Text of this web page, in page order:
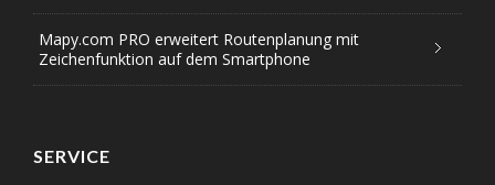
Mapy.com PRO erweitert Routenplanung mit
Zeichenfunktion auf dem Smartphone
SERVICE